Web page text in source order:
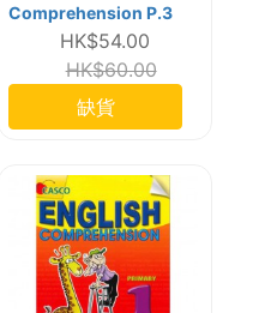
Comprehension P.3
HK$54.00
HK$60.00
缺貨